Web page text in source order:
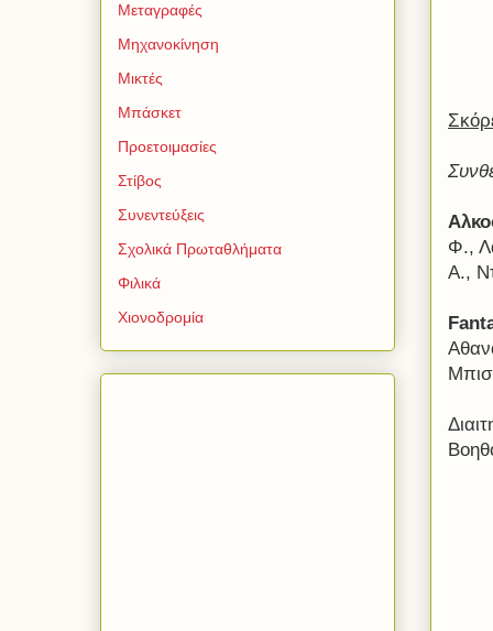
Φ.,
Α.,
Μεταγραφές
Μηχανοκίνηση
Μικτές
Μπάσκετ
Προετοιμασίες
Στίβος
Συνεντεύξεις
Σχολικά Πρωταθλήματα
Φιλικά
Χιονοδρομία